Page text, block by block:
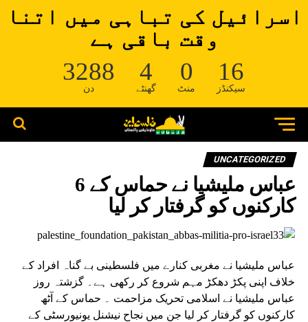
اسرائیل کی تباہی میں اتنا
وقت باقی ہے
3288
دن
4
گھنٹے
0
منٹ
16
سیکنڈز
UNCATEGORIZED
عباس ملیشیا نے حماس کے 6
کارکنوں کو گرفتار کر لیا
عباس ملیشیا نے مغربی کنارے میں فلسطینی بے گناہ افراد کے
خلاف اپنی پکڑ دھکڑ مہم شروع کر رکھی ہے۔ گزشتہ روز
عباس ملیشیا نے اسلامی تحریک مزاحمت ۔ حماس کے آٹھ
کارکنوں کو گرفتار کر لیا جن میں نجاح نیشنل یونیورسٹی کے